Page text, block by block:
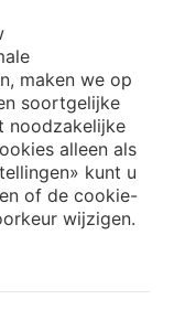
maken we op
soortgelijke
noodzakelijke
alleen als
kunt u
of de cookie-
wijzigen.